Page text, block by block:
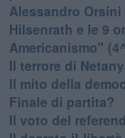
​Alessandro
​Hilsenrath e le 9
Americanismo"
​Il terrore di
Il mito della
​Finale di partita?
​Il voto del